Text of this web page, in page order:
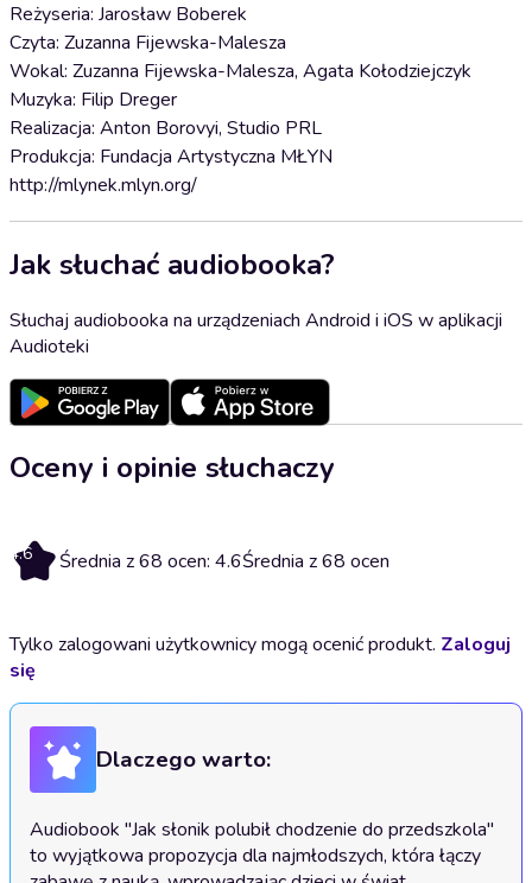
Reżyseria: Jarosław Boberek
Czyta: Zuzanna Fijewska-Malesza
Wokal: Zuzanna Fijewska-Malesza, Agata Kołodziejczyk
Muzyka: Filip Dreger
Realizacja: Anton Borovyi, Studio PRL
Produkcja: Fundacja Artystyczna MŁYN
http://mlynek.mlyn.org/
Jak słuchać audiobooka?
Słuchaj audiobooka na urządzeniach Android i iOS w aplikacji
Audioteki
Oceny i opinie słuchaczy
4.6 Średnia z 68 ocen: 4.6Średnia z 68 ocen
Tylko zalogowani użytkownicy mogą ocenić produkt. Zaloguj
się
Dlaczego warto:
Audiobook "Jak słonik polubił chodzenie do przedszkola"
to wyjątkowa propozycja dla najmłodszych, która łączy